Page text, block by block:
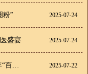
粉” 2025-07-24
盛宴 2025-07-24
2025-07-22